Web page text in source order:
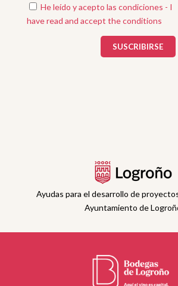
He leído y acepto las condiciones - I
have read and accept the conditions
Ayudas para el desarrollo de
Ayuntamiento de